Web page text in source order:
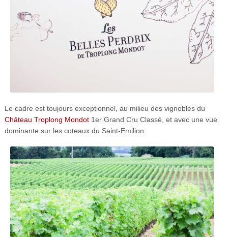
Le cadre est toujours exceptionnel, au milieu des vignobles du
Château Troplong Mondot1er Grand Cru Classé, et avec une vue
dominante sur les coteaux du Saint-Emilion: